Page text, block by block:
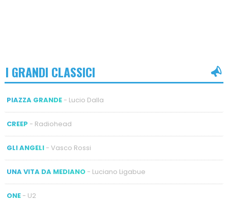
I GRANDI CLASSICI
PIAZZA GRANDE- Lucio Dalla
CREEP - Radiohead
GLI ANGELI- Vasco Rossi
UNA VITA DA MEDIANO- Luciano Ligabue
ONE- U2